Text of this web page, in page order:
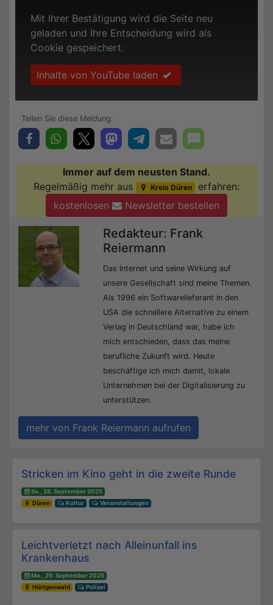
Mit Ihrer Bestätigung wird die Seite neu
geladen und Ihre Entscheidung wird als
Cookie gespeichert.
Inhalte von YouTube laden
Immer auf dem neusten Stand.
Regelmäßig mehr aus
Kreis Düren erfahren:
kostenlosen
Newsletter bestellen
Redakteur: Frank
Reiermann
Das Internet und seine Wirkung auf
unsere Gesellschaft sind meine Themen.
Als 1996 ein Softwarelieferant in den
USA die schnellere Alternative zu einem
Verlag in Deutschland war, habe ich
mich entschieden, dass das meine
berufliche Zukunft wird. Heute
beschäftige ich mich damit, lokale
Unternehmen bei der Digitalisierung zu
unterstützen.
mehr von Frank Reiermann aufrufen
Beitrags-Navigation
Stricken im Kino geht in die zweite Runde
So., 28. September 2025
Düren
Kultur Veranstaltungen
Leichtverletzt nach Alleinunfall ins
Krankenhaus
Mo., 29. September 2025
Hürtgenwald
Polizei